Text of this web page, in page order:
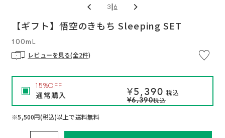
3|6
【ギフト】悟空のきもち Sleeping SET
100mL
レビューを見る(全2件)
15%OFF
通常購入 ¥5,390 税込
¥6,390税込
※5,500円(税込)以上で送料無料
期
ラ